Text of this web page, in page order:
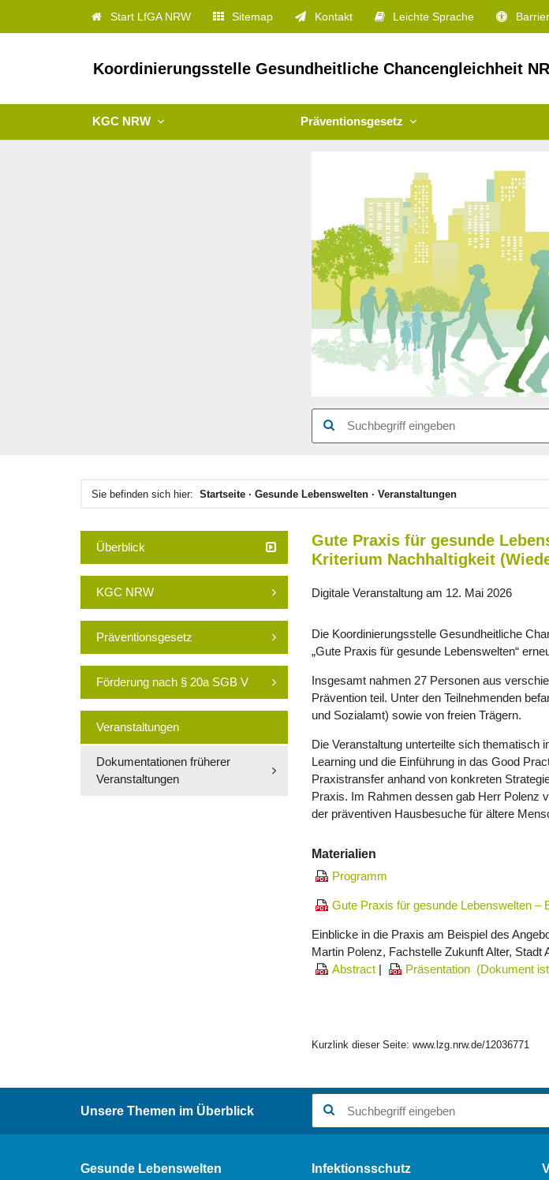
Start LfGA NRW Sitemap Kontakt Leichte Sprache
Koordinierungsstelle Gesundheitliche Chancengleichheit
KGC NRW Präventionsgesetz
Sie befinden sich hier: Startseite Gesunde Lebenswelten Veranstaltungen
Überblick
KGC NRW
Präventionsgesetz
Förderung nach § 20a SGB V
Veranstaltungen
Dokumentationen früherer
Veranstaltungen
Gute Praxis für gesunde
Kriterium Nachhaltigkeit
Digitale Veranstaltung am 12. Mai 2026
Die Koordinierungsstelle Gesundheitliche
„Gute Praxis für gesunde Lebenswelten“
Insgesamt nahmen 27 Personen aus
Prävention teil. Unter den Teilnehmenden
und Sozialamt) sowie von freien Trägern.
Die Veranstaltung unterteilte sich
Learning und die Einführung in das Good
Praxistransfer anhand von konkreten
Praxis. Im Rahmen dessen gab Herr Polenz
der präventiven Hausbesuche für ältere
Materialien
Programm
Gute Praxis für gesunde Lebenswelten –
Einblicke in die Praxis am Beispiel des
Martin Polenz, Fachstelle Zukunft Alter, Stadt
Abstract | Präsentation
Kurzlink dieser Seite: www.lzg.nrw.de/12036771
Unsere Themen im Überblick
Suchbegriff
Gesunde Lebenswelten Infektionsschutz